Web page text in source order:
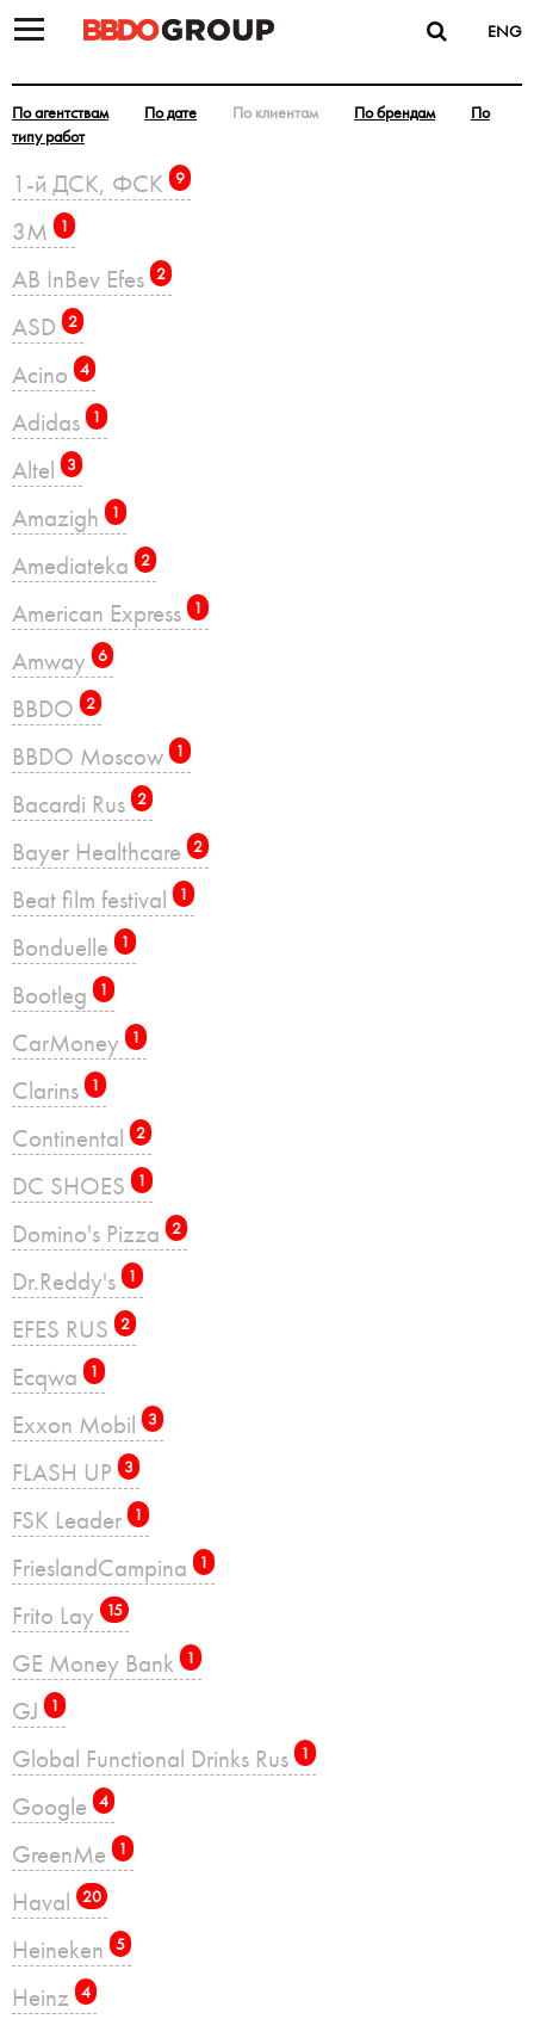
ENG
По агентствам По дате По клиентам По брендам
По
типу работ
1-й ДСК, ФСК 9
3M 1
AB InBev Efes 2
ASD 2
Acino 4
Adidas 1
Altel 3
Amazigh 1
Amediateka 2
American Express 1
Amway 6
BBDO 2
BBDO Moscow 1
Bacardi Rus 2
Bayer Healthcare 2
Beat film festival 1
Bonduelle 1
Bootleg 1
CarMoney 1
Clarins 1
Continental 2
DC SHOES 1
Domino's Pizza 2
Dr.Reddy's 1
EFES RUS 2
Ecqwa 1
Exxon Mobil 3
FLASH UP 3
FSK Leader 1
FrieslandCampina 1
Frito Lay 15
GE Money Bank 1
GJ 1
Global Functional Drinks Rus 1
Google 4
GreenMe 1
Haval 20
Heineken 5
Heinz 4